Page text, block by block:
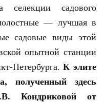
селекции садового
— лучшая в
садовые виды этой
опытной станции
Петербурга.К элите
полученный здесь
Кондриковой от